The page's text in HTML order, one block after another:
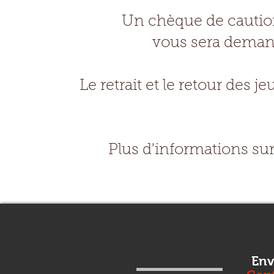
Un chèque de
vous sera
Le retrait et le retour des
Plus d'informations